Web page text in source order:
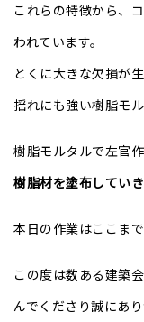
これらの特徴から、
われています。
とくに大きな欠損が
揺れにも強い樹脂モ
樹脂モルタルで左官
樹脂材を塗布していき
本日の作業はここまで
この度は数ある建築
んでくださり誠にあ